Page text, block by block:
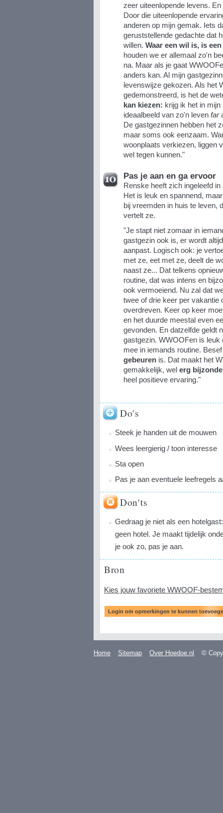
zeer uiteenlopende levens.
Door die uiteenlopende
anderen op mijn gemak. Iets
geruststellende gedachte dat
willen. Waar een wil is, is
houden we er allemaal zo'n
na. Maar als je gaat
anders kan. Al mijn
levenswijze gekozen. Als het
gedemonstreerd, is het de
kan kiezen: krijg ik het in
ideaalbeeld van zo'n leven far
De gastgezinnen hebben het
maar soms ook eenzaam.
woonplaats verkiezen, liggen
wel tegen kunnen."
Pas je aan en ga ervoor
Renske heeft zich ingeleefd
Het is leuk en spannend,
bij vreemden in huis te leven,
vertelt ze.
"Je stapt niet zomaar in
gastgezin ook is, er wordt
aanpast. Logisch ook: je
met ze, eet met ze, deelt de
naast ze... Dat telkens
routine, dat was intens en
ook vermoeiend. Nu zal dat
twee of drie keer per
overdreven. Keer op keer
en het duurde meestal even
gevonden. En datzelfde geldt
gastgezin. WWOOFen is leuk
mee in iemands routine.
gebeurenis. Dat maakt het
gemakkelijk, welerg
heel positieve ervaring."
Do's
Steek je handen uit de mouwen
Wees leergierig / toon interesse
Sta open
Pas je aan eventuele leefregels
Don'ts
Gedraag je niet als een
geen hotel. Je maakt tijdelijk
je ook zo, pas je aan.
Bron
Kies jouw favoriete WWOOF-
Home Sitemap Over Hoedoe.nl ©